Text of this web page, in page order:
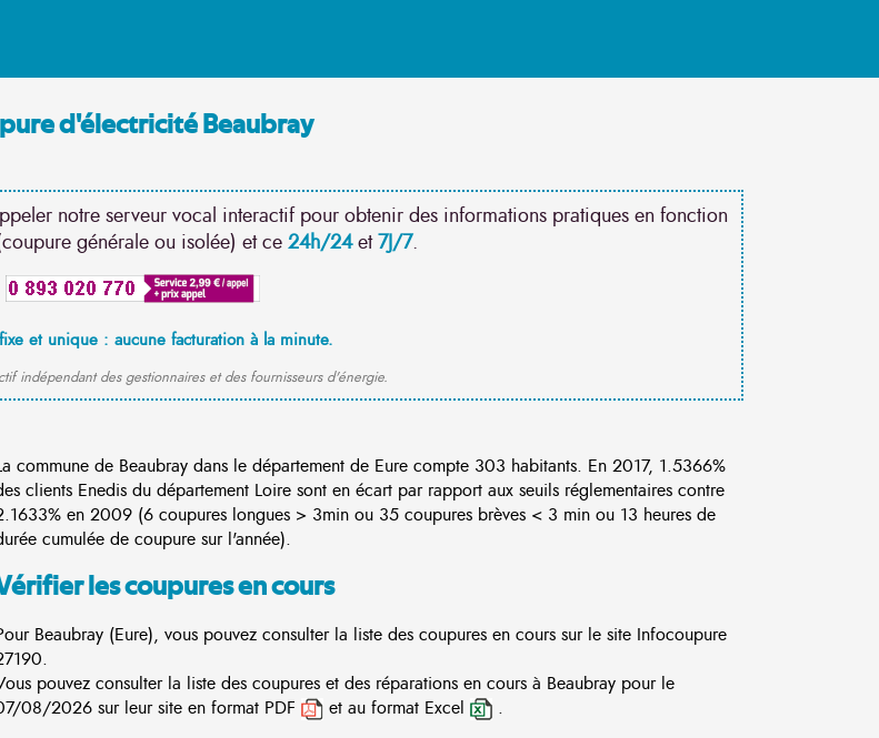
d'électricité Beaubray
notre serveur vocal interactif pour obtenir des informations pratiques en fonction
générale ou isolée) et ce 24h/24et7J/7.
et unique : aucune facturation à la minute.
indépendant des gestionnaires et des fournisseurs d'énergie.
commune de Beaubray dans le département de Eure compte 303 habitants. En 2017, 1.5366%
clients Enedis du département Loire sont en écart par rapport aux seuils réglementaires contre
en 2009 (6 coupures longues > 3min ou 35 coupures brèves < 3 min ou 13 heures de
cumulée de coupure sur l'année).
les coupures en cours
Beaubray (Eure), vous pouvez consulter la liste des coupures en cours sur le site Infocoupure
pouvez consulter la liste des coupures et des réparations en cours à Beaubray pour le
08/2026 sur leur site en format PDF
et au format Excel .